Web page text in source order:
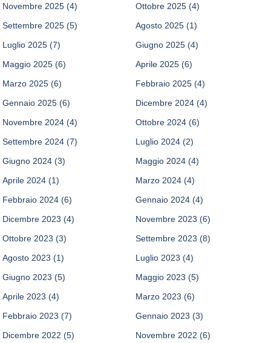
Novembre 2025 (4) Ottobre 2025 (4)
Settembre 2025 (5) Agosto 2025 (1)
Luglio 2025 (7) Giugno 2025 (4)
Maggio 2025 (6) Aprile 2025 (6)
Marzo 2025 (6) Febbraio 2025 (4)
Gennaio 2025 (6) Dicembre 2024 (4)
Novembre 2024 (4) Ottobre 2024 (6)
Settembre 2024 (7) Luglio 2024 (2)
Giugno 2024 (3) Maggio 2024 (4)
Aprile 2024 (1) Marzo 2024 (4)
Febbraio 2024 (6) Gennaio 2024 (4)
Dicembre 2023 (4) Novembre 2023 (6)
Ottobre 2023 (3) Settembre 2023 (8)
Agosto 2023 (1) Luglio 2023 (4)
Giugno 2023 (5) Maggio 2023 (5)
Aprile 2023 (4) Marzo 2023 (6)
Febbraio 2023 (7) Gennaio 2023 (3)
Dicembre 2022 (5) Novembre 2022 (6)